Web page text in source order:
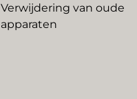
Verwijdering van oude
apparaten